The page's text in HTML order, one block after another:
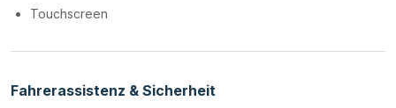
Touchscreen
Fahrerassistenz & Sicherheit